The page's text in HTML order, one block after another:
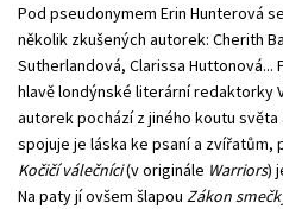
Pod pseudonymem Erin Hunterová
několik zkušených autorek: Cherith
Sutherlandová, Clarissa
hlavě londýnské literární redaktorky
autorek pochází z jiného koutu
spojuje je láska ke psaní a zvířatům,
Kočičí válečníci(v originále Warriors)
Na paty jí ovšem šlapou Zákon